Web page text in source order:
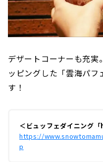
デザートコーナーも充実
ッピングした「雲海パ
す！
＜ビュッフェダイニング
https://
p